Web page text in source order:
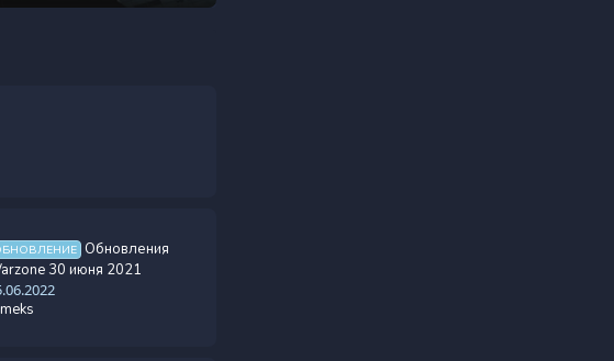
Обновления
30 июня 2021